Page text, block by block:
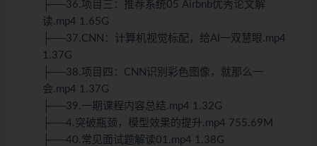
├──36.项目三：推荐系统05 Airbnb优秀论文解
读.mp4 1.65G
├──37.CNN：计算机视觉标配，给AI一双慧眼.mp4
1.37G
├──38.项目四：CNN识别彩色图像，就那么一
会.mp4 1.37G
├──39.一期课程内容总结.mp4 1.32G
├──4.突破瓶颈，模型效果的提升.mp4 755.69M
├──40.常见面试题解读01.mp4 1.38G